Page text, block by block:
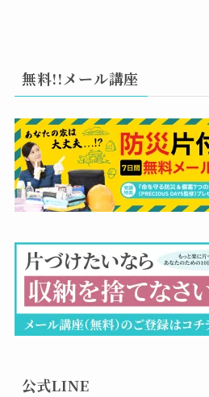
無料!!メール講座
公式LINE